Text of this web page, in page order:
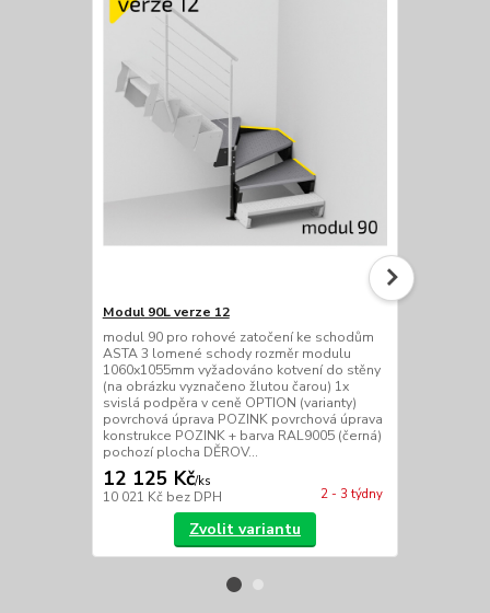
Modul 90L verze 12
modul 90 pro rohové zatočení ke schodům
ASTA 3 lomené schody rozměr modulu
1060x1055mm vyžadováno kotvení do stěny
(na obrázku vyznačeno žlutou čarou) 1x
svislá podpěra v ceně OPTION (varianty)
povrchová úprava POZINK povrchová úprava
konstrukce POZINK + barva RAL9005 (černá)
pochozí plocha DĚROV...
12 125 Kč/ks
10 021 Kč bez DPH 2 - 3 týdny
Zvolit variantu